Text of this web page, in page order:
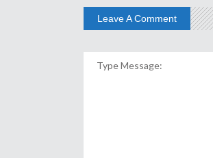
Leave A Comment